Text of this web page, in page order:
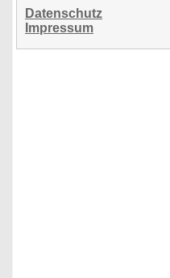
Datenschutz
Impressum